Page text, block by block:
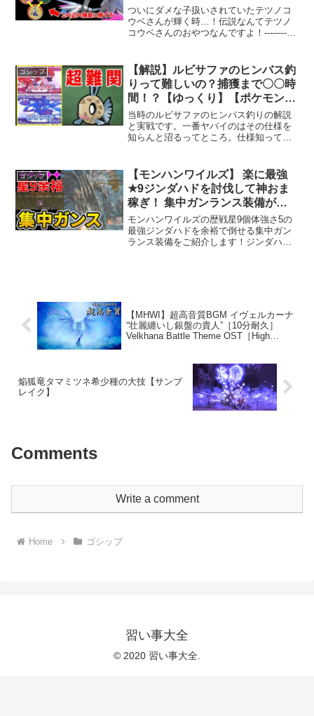
レット】
ついにダメな子扱いされていたテツノコ
ウベさんが輝く時…！伝説なんてテツノ
コウベさんのおやつなんですよ！------------
ゴシップ
【解説】ルビサファのヒンバス釣
りって難しいの？捕獲まで〇〇時
間！？【ゆっくり】【ポケモン
RS】
当時のルビサファのヒンバス釣りの解説
と実戦です。一番ヤバイのはその仕様を
知らんと沼るってところ。仕様知ってい
ケモン、ヒンバスを求めて2002年11月21
日、日本のゲーム...
ゴシップ
【モンハンワイルズ】 楽に最強
★9ジンダハドを討伐して神おま
稼ぎ！ 集中ガンランス装備が強
すぎる！
モンハンワイルズの歴戦星9個体強さ5の
最強ジンダハドを余裕で倒せる集中ガン
ランス装備をご紹介します！ジンダハド
【MHWI】超高音質BGM イヴェルカーナ
“壮麗纏いし銀盤の貴人”［10分耐久］
Velkhana Battle Theme OST［High
焔狐竜タマミツネ希少種の大技【サンブ
レイク】
Comments
Write a comment
Home ゴシップ
習い事大全
© 2020 習い事大全.